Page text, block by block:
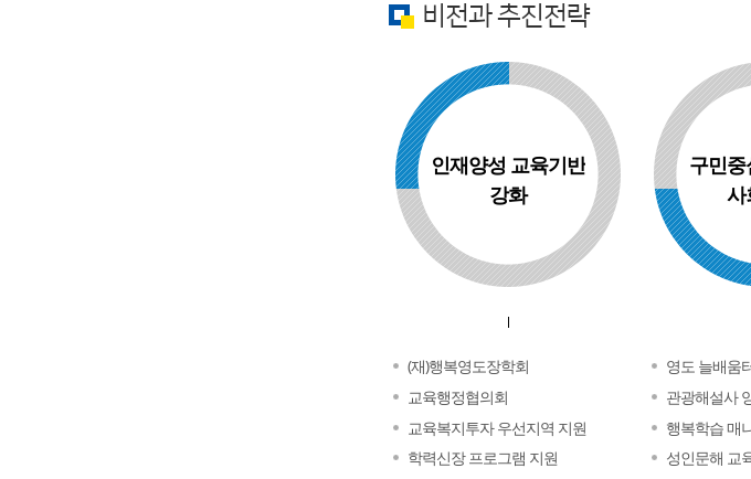
비전과 추진전략
인재양성 교육기반
강화
(재)행복영도장학회
교육행정협의회
교육복지투자 우선지역 지원
학력신장 프로그램 지원
구민중
사
영도 늘배움
관광해설사
행복학습 매
성인문해 교